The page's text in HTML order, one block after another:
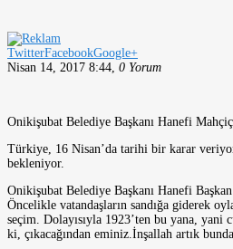
TwitterFacebookGoogle+
Nisan 14, 2017 8:44 0 Yorum
Onikişubat Belediye Başkanı Hanefi
Türkiye, 16 Nisan’da tarihi bir karar
bekleniyor.
Onikişubat Belediye Başkanı Hanefi
Öncelikle vatandaşların sandığa giderek
seçim. Dolayısıyla 1923’ten bu yana,
ki, çıkacağından eminiz.İnşallah artık